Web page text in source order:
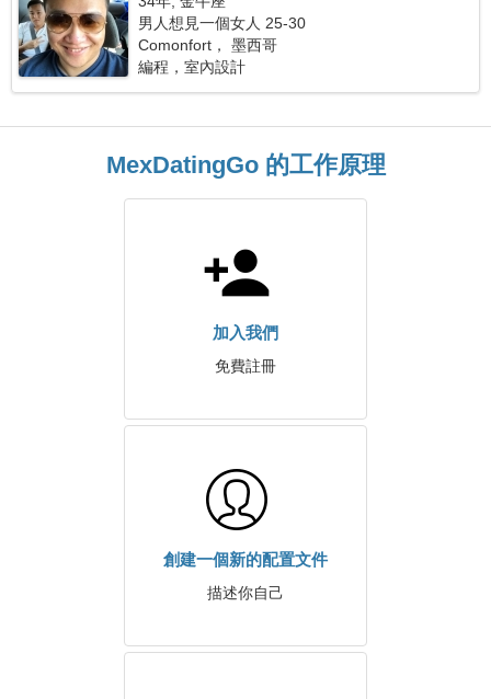
男人想見一個女人 25-30
Comonfort， 墨西哥
編程，室內設計
MexDatingGo 的工作原理
加入我們
免費註冊
創建一個新的配置文件
描述你自己